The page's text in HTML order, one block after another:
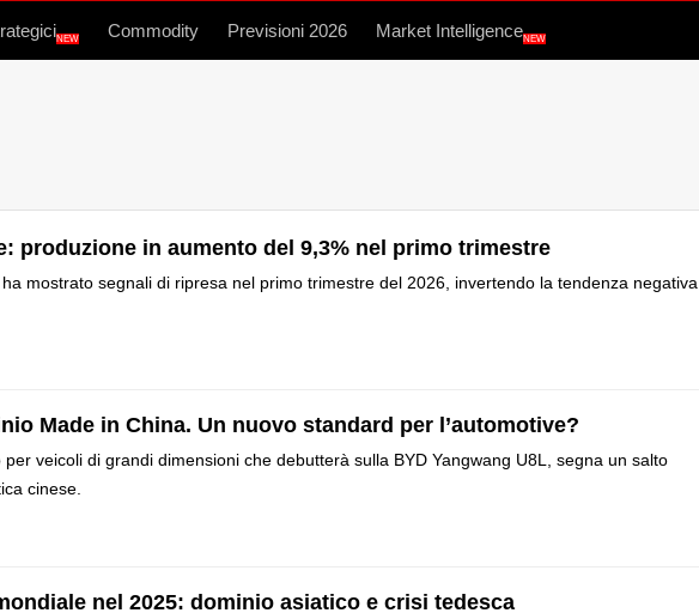
NEW Commodity Previsioni 2026 Market IntelligenceNEW
produzione in aumento del 9,3% nel primo trimestre
mostrato segnali di ripresa nel primo trimestre del 2026, invertendo la tendenza negativa
Made in China. Un nuovo standard per l’automotive?
veicoli di grandi dimensioni che debutterà sulla BYD Yangwang U8L, segna un salto
cinese.
nel 2025: dominio asiatico e crisi tedesca